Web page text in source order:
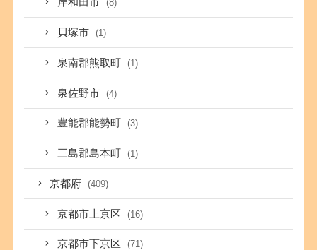
岸和田市 (8)
貝塚市 (1)
泉南郡熊取町 (1)
泉佐野市 (4)
豊能郡能勢町 (3)
三島郡島本町 (1)
京都府 (409)
京都市上京区 (16)
京都市下京区 (71)